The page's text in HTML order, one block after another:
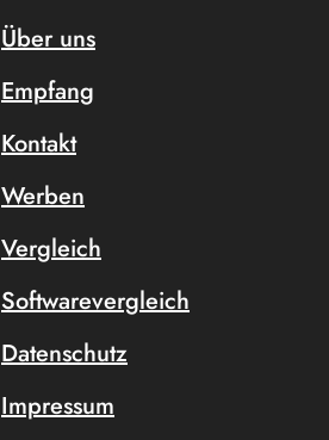
Über uns
Empfang
Kontakt
Werben
Vergleich
Softwarevergleich
Datenschutz
Impressum